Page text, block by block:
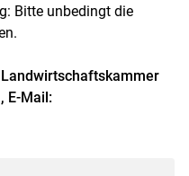
Bitte unbedingt die
E-Mail: